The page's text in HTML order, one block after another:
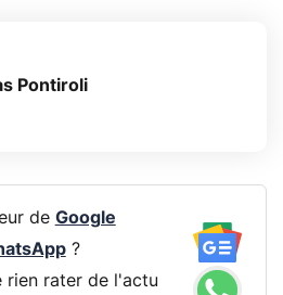
Pontiroli
de Google
?
rien rater de l'actu